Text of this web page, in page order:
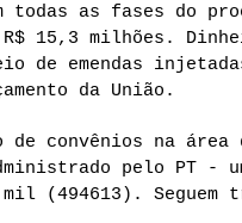
todas as fases do
R$ 15,3 milhões.
de emendas
da União.
convênios na área
pelo PT -
(494613).